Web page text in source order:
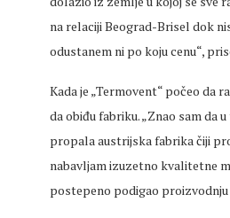
na relaciji Beograd-Brisel dok
odustanem ni po koju cenu“,
Kada je „Termovent“ počeo da
da obiđu fabriku. „Znao sam da
propala austrijska fabrika čiji
nabavljam izuzetno kvalitetne
postepeno podigao